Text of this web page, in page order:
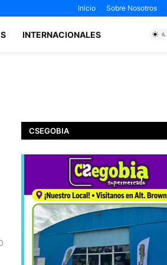
Inicio Sobre Nosotros
INTERNACIONALES
CSEGOBIA